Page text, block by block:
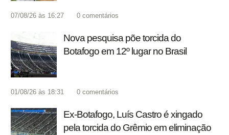
07/08/26 às 16:27 0 comentários
Nova pesquisa põe torcida do
Botafogo em 12º lugar no Brasil
01/08/26 às 18:31 0 comentários
Ex-Botafogo, Luís Castro é xingado
pela torcida do Grêmio em eliminação